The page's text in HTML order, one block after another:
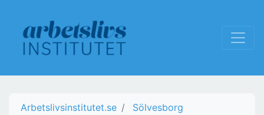
Arbetslivsinstitutet.se
Sölvesborg